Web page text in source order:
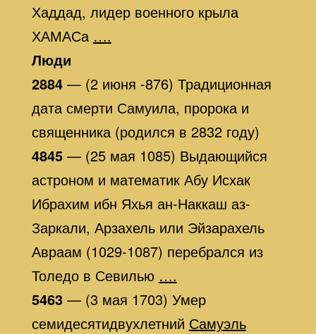
Хаддад, лидер военного крыла
ХАМАСа ….
Люди
2884— (2 июня -876) Традиционная
дата смерти Самуила, пророка и
священника (родился в 2832 году)
4845— (25 мая 1085) Выдающийся
астроном и математик Абу Исхак
Ибрахим ибн Яхья ан-Наккаш аз-
Заркали, Арзахель или Эйзарахель
Авраам (1029-1087) перебрался из
Толедо в Севилью ….
5463— (3 мая 1703) Умер
семидесятидвухлетний Самуэль